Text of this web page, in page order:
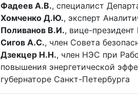
Фадеев А.В., специалист
Хомченко Д.Ю., эксперт
Поливанов В.И., вице-
Сигов А.С., член Совета
Дзекцер Н.Н., член НЭС при
повышения энергетической
губернаторе Санкт-Петербурга